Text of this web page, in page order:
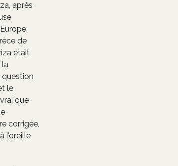
après
de
était
la
question
le
que
corrigée,
l’oreille